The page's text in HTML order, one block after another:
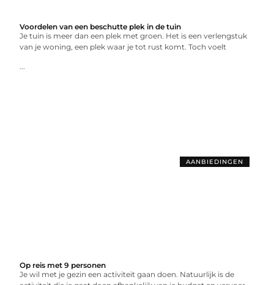
Voordelen van een beschutte plek in de tuin
Je tuin is meer dan een plek met groen. Het is een verlengstuk
van je woning, een plek waar je tot rust komt. Toch voelt
...
AANBIEDINGEN
Op reis met 9 personen
Je wil met je gezin een activiteit gaan doen. Natuurlijk is de